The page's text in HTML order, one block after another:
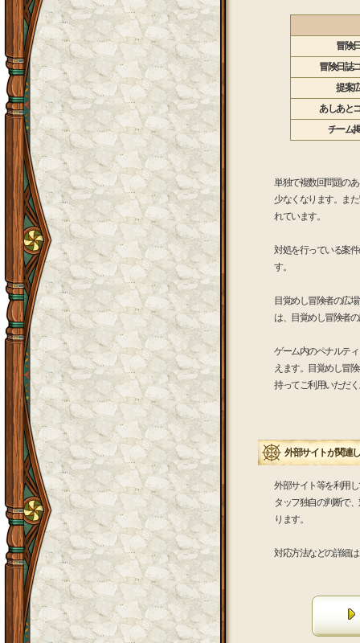
冒険
冒険日誌
提案
あしあと
チーム
単独で複数回問題の
少なくなります。ま
れています。
対処を行っている案
す。
目覚めし冒険者の広
は、目覚めし冒険者
ゲーム内のペナルテ
えます。目覚めし冒
持ってご利用いただ
外部サイトが関連
外部サイト等を利用
タッフ独自の判断で
ります。
対応方法などの詳細